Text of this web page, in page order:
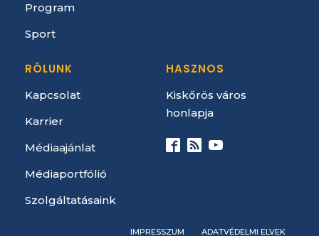
Program
Sport
RÓLUNK
Kapcsolat
Karrier
Médiaajánlat
Médiaportfólió
Szolgáltatásaink
HASZNOS
Kiskőrös város
honlapja
IMPRESSZUM ADATVÉDELMI ELVEK